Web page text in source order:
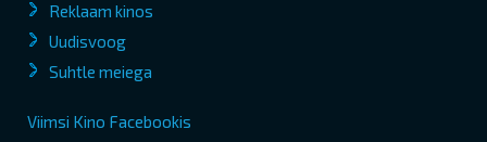
Reklaam kinos
Uudisvoog
Suhtle meiega
Viimsi Kino Facebookis